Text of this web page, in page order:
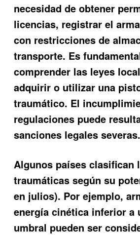
necesidad de obtener
licencias, registrar el
con restricciones de
transporte. Es
comprender las leyes
adquirir o utilizar una
traumático. El
regulaciones puede
sanciones legales severas.
Algunos países clasifican
traumáticas según su
en julios). Por ejemplo,
energía cinética inferior a
umbral pueden ser